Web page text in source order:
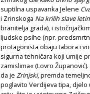
suptilna uspavanka Jelene
i Zrinskoga Na krilih slave
branitelja grada), i
ljudske psihe (npr.
protagonista obaju tabora i
sigurna tehničara koji umije
zamislima« (Lovro
da je Zrinjski, premda
poglavito Verdijeva tipa,